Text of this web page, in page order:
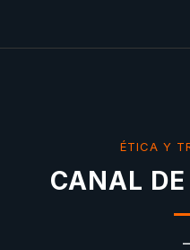
ÉTICA Y
CANAL